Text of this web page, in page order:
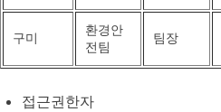
구미
환경안
전팀
팀장
접근권한자